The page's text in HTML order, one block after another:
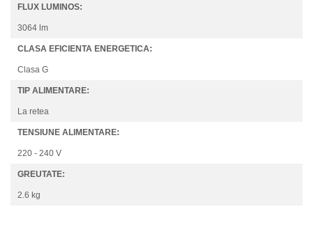
FLUX LUMINOS:
3064 lm
CLASA EFICIENTA ENERGETICA:
Clasa G
TIP ALIMENTARE:
La retea
TENSIUNE ALIMENTARE:
220 - 240 V
GREUTATE:
2.6 kg